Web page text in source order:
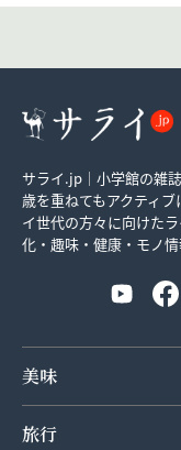
サライ.jp｜小学館の雑
歳を重ねてもアクティ
イ世代の方々に向けた
化・趣味・健康・モノ
美味
旅行